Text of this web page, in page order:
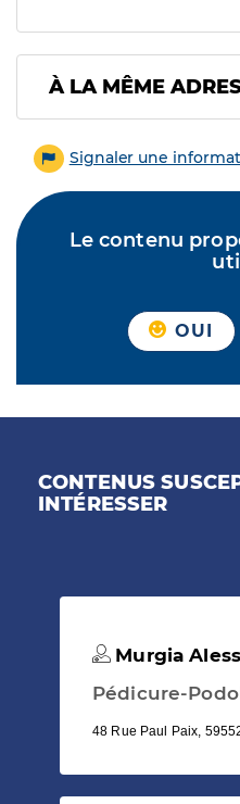
À LA MÊME
Signaler une
Le contenu
OUI
CONTENUS
INTÉRESSER
Murgia
Pédicure-
48 Rue Paul Paix,